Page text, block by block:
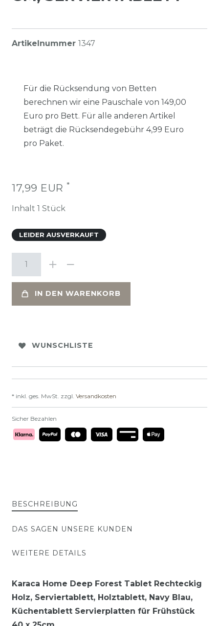
Artikelnummer 1347
Für die Rücksendung von Betten
berechnen wir eine Pauschale von 149,00
Euro pro Bett. Für alle anderen Artikel
beträgt die Rücksendegebühr 4,99 Euro
pro Paket.
17,99 EUR *
Inhalt 1 Stück
LEIDER AUSVERKAUFT
IN DEN WARENKORB
WUNSCHLISTE
* inkl. ges. MwSt. zzgl. Versandkosten
Sicher Bezahlen
BESCHREIBUNG
DAS SAGEN UNSERE KUNDEN
WEITERE DETAILS
Karaca Home Deep Forest Tablet Rechteckig
Holz, Serviertablett, Holztablett, Navy Blau,
Küchentablett Servierplatten für Frühstück